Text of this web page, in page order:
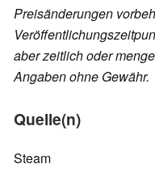
Preisänderungen
aber zeitlich oder
Angaben ohne Gewähr.
Quelle(n)
Steam